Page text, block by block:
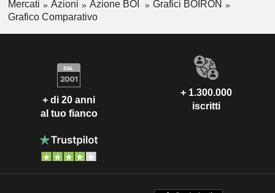
Mercati Azioni Azione BOI
Grafici BOIRON
Grafico Comparativo
+ di 20 anni
al tuo fianco
+ 1.300.000
iscritti